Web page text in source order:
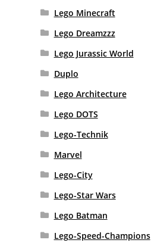
Lego Minecraft
Lego Dreamzzz
Lego Jurassic World
Duplo
Lego Architecture
Lego DOTS
Lego-Technik
Marvel
Lego-City
Lego-Star Wars
Lego Batman
Lego-Speed-Champions